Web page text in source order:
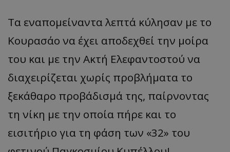
Τα εναπομείναντα λεπτά κύλησαν με το
Κουρασάο να έχει αποδεχθεί την μοίρα
του και με την Ακτή Ελεφαντοστού να
διαχειρίζεται χωρίς προβλήματα το
ξεκάθαρο προβάδισμά της, παίρνοντας
τη νίκη με την οποία πήρε και το
εισιτήριο για τη φάση των «32» του